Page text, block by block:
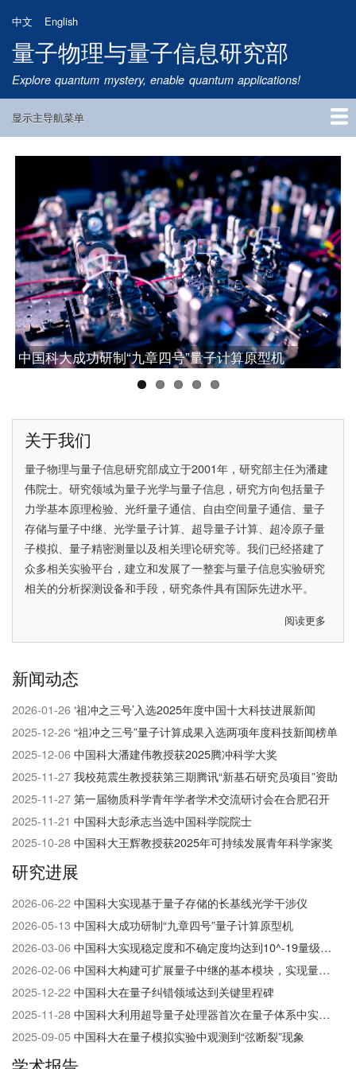
到
主
要
内
中文 English
量子物理与量子信息研究部
Explore quantum mystery, enable quantum applications!
Main
显示主导航菜单
首页
研究方向
量子卫星
团队成员
新闻动态
研究进展
学术报告
论文发表
公告通知
招生信息
相关链接
中国科大成功研制“九章四号”量子计算原型机
中国科大构建可扩展量子中继的基本模块，实现量子
网络研究的重大突破
中国科大潘建伟教授获2025腾冲科学大奖
中国科大彭承志当选中国科学院院士
中国科大首次实现无漏洞Hardy佯谬检验
关于我们
量子物理与量子信息研究部成立于2001年，研究部主任为潘建
伟院士。研究领域为量子光学与量子信息，研究方向包括量子
力学基本原理检验、光纤量子通信、自由空间量子通信、量子
存储与量子中继、光学量子计算、超导量子计算、超冷原子量
子模拟、量子精密测量以及相关理论研究等。我们已经搭建了
众多相关实验平台，建立和发展了一整套与量子信息实验研究
相关的分析探测设备和手段，研究条件具有国际先进水平。
阅读更多
于
新闻动态
2026-01-26 ‘祖冲之三号’入选2025年度中国十大科技进展新闻
2025-12-26“祖冲之三号”量子计算成果入选两项年度科技新闻榜单
2025-12-06中国科大潘建伟教授获2025腾冲科学大奖
2025-11-27我校苑震生教授获第三期腾讯“新基石研究员项目”资助
2025-11-27第一届物质科学青年学者学术交流研讨会在合肥召开
2025-11-21 中国科大彭承志当选中国科学院院士
2025-10-28中国科大王辉教授获2025年可持续发展青年科学家奖
研究进展
2026-06-22中国科大实现基于量子存储的长基线光学干涉仪
2026-05-13 中国科大成功研制“九章四号”量子计算原型机
2026-03-06中国科大实现稳定度和不确定度均达到10^-19​量级的光钟
2026-02-06中国科大构建可扩展量子中继的基本模块，实现量子网络研究的重大突破
2025-12-22中国科大在量子纠错领域达到关键里程碑
2025-11-28中国科大利用超导量子处理器首次在量子体系中实现并探测高阶非平衡拓扑相
2025-09-05中国科大在量子模拟实验中观测到“弦断裂”现象